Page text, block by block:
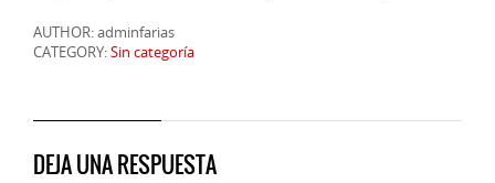
AUTHOR: adminfarias
CATEGORY:Sin categoría
DEJA UNA RESPUESTA